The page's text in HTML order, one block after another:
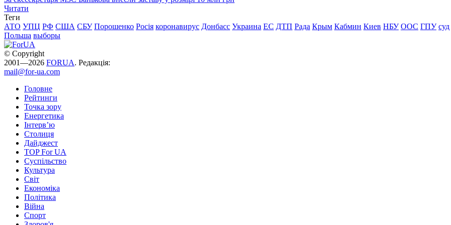
Читати
Теги
АТО УПЦ РФ США СБУ Порошенко Росія коронавирус Донбасс Украина ЕС ДТП Рада Крым Кабмин Киев НБУ ООС ГПУ суд
Польша выборы
© Copyright
2001—2026 FORUA. Редакція:
mail@for-ua.com
Головне
Рейтинги
Точка зору
Енергетика
Інтерв’ю
Столиця
Дайджест
TOP For UA
Суспiльство
Культура
Світ
Економіка
Політика
Війна
Спорт